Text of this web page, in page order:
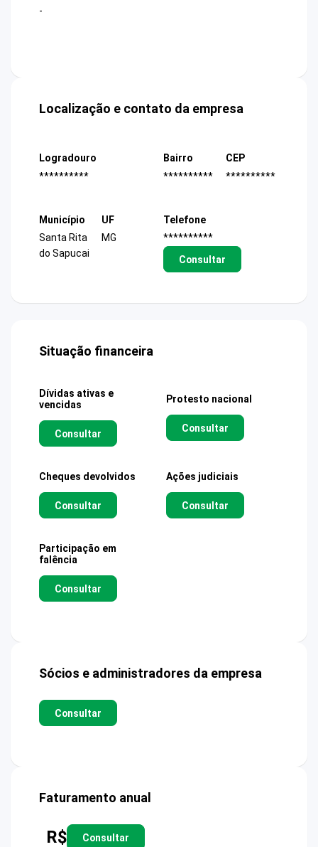
-
Localização e contato da empresa
Logradouro
**********
Bairro
**********
CEP
**********
Município
Santa Rita
do Sapucai
UF
MG
Telefone
**********
Consultar
Situação financeira
Dívidas ativas e
vencidas
Consultar
Protesto nacional
Consultar
Cheques devolvidos
Consultar
Ações judiciais
Consultar
Participação em
falência
Consultar
Sócios e administradores da empresa
Consultar
Faturamento anual
R$ Consultar